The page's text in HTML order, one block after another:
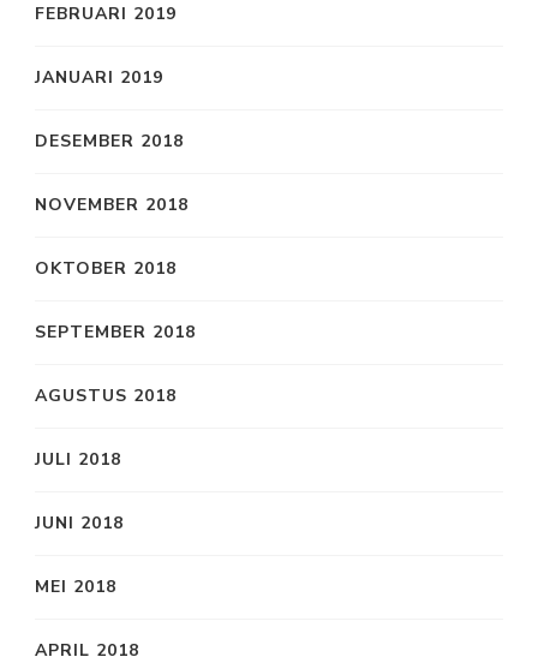
FEBRUARI 2019
JANUARI 2019
DESEMBER 2018
NOVEMBER 2018
OKTOBER 2018
SEPTEMBER 2018
AGUSTUS 2018
JULI 2018
JUNI 2018
MEI 2018
APRIL 2018